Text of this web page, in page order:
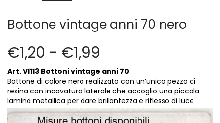
Fodere (5)
LANA (27)
Minuterie (58)
Nastri, fettucce, cordoni, (49)
Pizzi (11)
Prodotti per la sartoria (34)
Ricamo (119)
Bottone vintage anni 70 nero
€1,20 - €1,99
Art. V1113 Bottoni vintage anni 70
Bottone di colore nero realizzato con un’unico pezzo di
resina con incavatura laterale che accoglio una piccola
lamina metallica per dare brillantezza e riflesso di luce